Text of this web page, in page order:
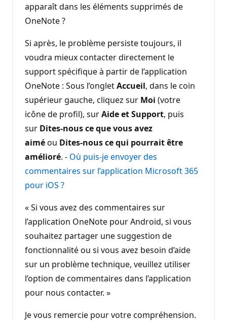
apparaît dans les éléments supprimés de
OneNote ?
Si après, le problème persiste toujours, il
voudra mieux contacter directement le
support spécifique à partir de l’application
OneNote : Sous l’ongletAccueil, dans le coin
supérieur gauche, cliquez sur Moi (votre
icône de profil), surAide et Support, puis
sur Dites-nous ce que vous avez
aiméou Dites-nous ce qui pourrait être
amélioré. - Où puis-je envoyer des
commentaires sur l’application Microsoft 365
pour iOS ?
« Si vous avez des commentaires sur
l’application OneNote pour Android, si vous
souhaitez partager une suggestion de
fonctionnalité ou si vous avez besoin d’aide
sur un problème technique, veuillez utiliser
l’option de commentaires dans l’application
pour nous contacter. »
Je vous remercie pour votre compréhension.